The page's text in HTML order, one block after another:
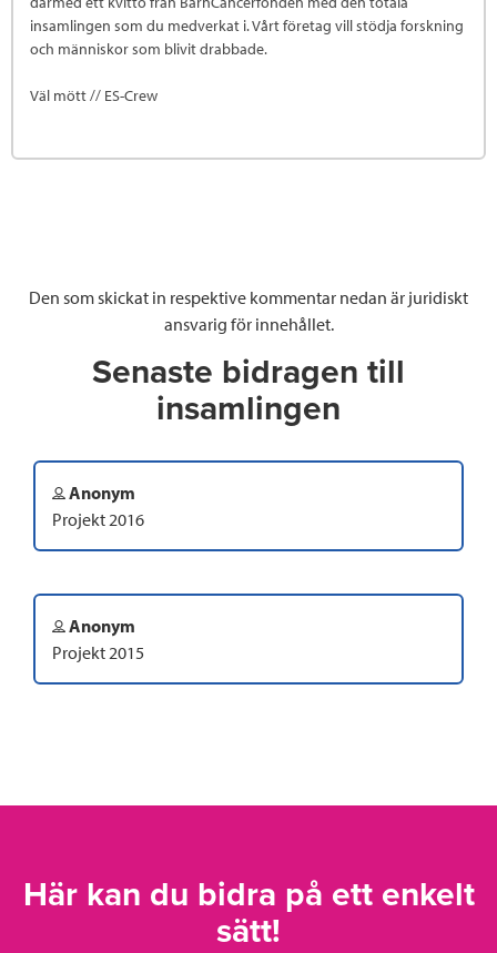
insamlingen som du medverkat i. Vårt företag vill stödja forskning
och människor som blivit drabbade.
Väl mött // ES-Crew
Den som skickat in respektive kommentar nedan är juridiskt
ansvarig för innehållet.
Senaste bidragen till
insamlingen
Anonym
Projekt 2016
Anonym
Projekt 2015
Här kan du bidra på ett enkelt
sätt!